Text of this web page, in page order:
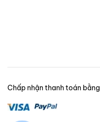
Chấp nhận thanh toán bằng